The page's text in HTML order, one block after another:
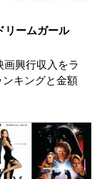
リームガール
画興行収入をラ
ンキングと金額